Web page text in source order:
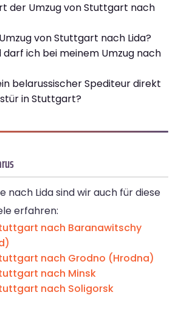
der Umzug von Stuttgart nach
von Stuttgart nach Lida?
darf ich bei meinem Umzug nach
belarussischer Spediteur direkt
in Stuttgart?
nach Lida sind wir auch für diese
erfahren:
nach Baranawitschy
nach Grodno (Hrodna)
nach Minsk
nach Soligorsk